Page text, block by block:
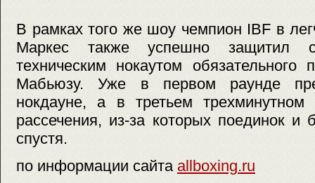
В рамках того же шоу чемпион IBF в
Маркес также успешно защитил
техническим нокаутом обязательного
Мабьюзу. Уже в первом раунде
нокдауне, а в третьем трехминутном
рассечения, из-за которых поединок и
спустя.
по информации сайта allboxing.ru